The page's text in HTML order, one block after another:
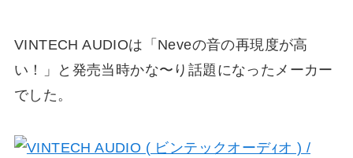
VINTECH AUDIOは「Neveの音の再現度が高
い！」と発売当時かな〜り話題になったメーカー
でした。